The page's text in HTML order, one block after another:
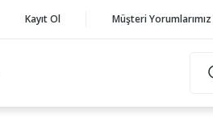
Kayıt Ol Müşteri Yorumlarımız